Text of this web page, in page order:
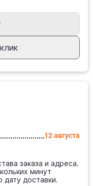
12 августа
заказа и адреса.
минут
доставки.